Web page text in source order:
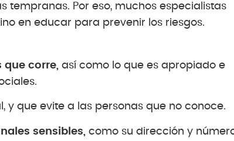
tempranas. Por eso, muchos especialistas
en educar para prevenir los riesgos.
que corre, así como lo que es apropiado e
y que evite a las personas que no conoce.
sensibles, como su dirección y